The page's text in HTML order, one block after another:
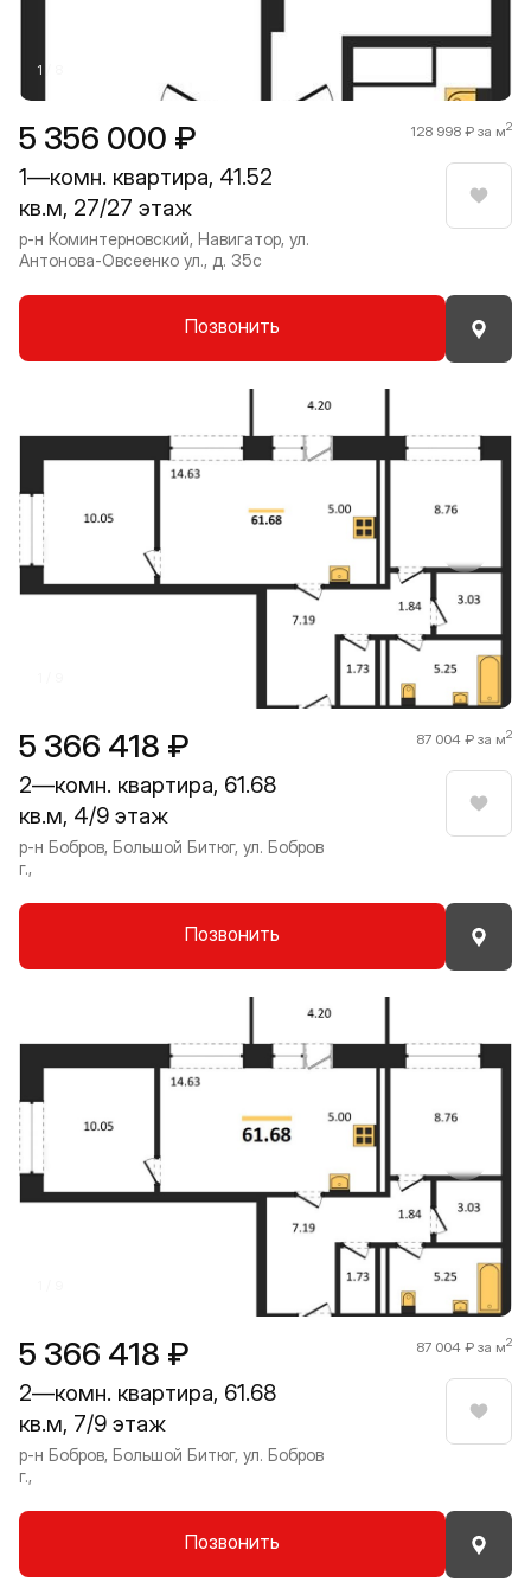
5 356 000 ₽ 128 998 ₽ за м2
1—комн. квартира, 41.52
кв.м, 27/27 этаж
р-н Коминтерновский, Навигатор, ул.
Антонова-Овсеенко ул., д. 35с
Позвонить
1 / 8
5 366 418 ₽ 87 004 ₽ за м2
2—комн. квартира, 61.68
кв.м, 4/9 этаж
р-н Бобров, Большой Битюг, ул. Бобров
г.,
Позвонить
Прокрутить влево
5 366 418 ₽ 87 004 ₽ за м2
2—комн. квартира, 61.68
кв.м, 7/9 этаж
р-н Бобров, Большой Битюг, ул. Бобров
г.,
Позвонить
Прокрутить влево